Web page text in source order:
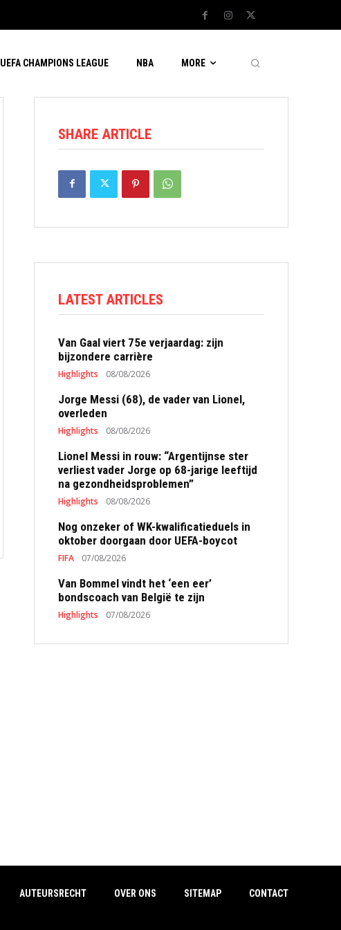
UEFA CHAMPIONS LEAGUE NBA MORE
SHARE ARTICLE
LATEST ARTICLES
Van Gaal viert 75e verjaardag: zijn
bijzondere carrière
Highlights 08/08/2026
Jorge Messi (68), de vader van Lionel,
overleden
Highlights 08/08/2026
Lionel Messi in rouw: “Argentijnse ster
verliest vader Jorge op 68-jarige leeftijd
na gezondheidsproblemen”
Highlights 08/08/2026
Nog onzeker of WK-kwalificatieduels in
oktober doorgaan door UEFA-boycot
FIFA 07/08/2026
Van Bommel vindt het ‘een eer’
bondscoach van België te zijn
Highlights 07/08/2026
AUTEURSRECHT OVER ONS SITEMAP CONTACT